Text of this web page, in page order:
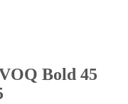
Bold 45